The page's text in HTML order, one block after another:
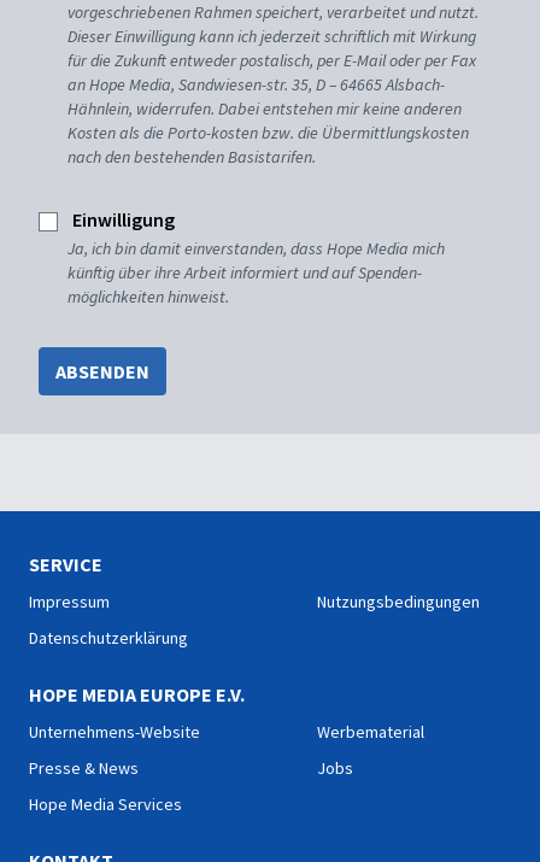
vorgeschriebenen Rahmen speichert, verarbeitet und nutzt.
Dieser Einwilligung kann ich jederzeit schriftlich mit Wirkung
für die Zukunft entweder postalisch, per E-Mail oder per Fax
an Hope Media, Sandwiesen-str. 35, D – 64665 Alsbach-
Hähnlein, widerrufen. Dabei entstehen mir keine anderen
Kosten als die Porto-kosten bzw. die Übermittlungskosten
nach den bestehenden Basistarifen.
Einwilligung
Ja, ich bin damit einverstanden, dass Hope Media mich
künftig über ihre Arbeit informiert und auf Spenden-
möglichkeiten hinweist.
ABSENDEN
SERVICE
Impressum
Datenschutzerklärung
Nutzungsbedingungen
HOPE MEDIA EUROPE E.V.
Unternehmens-Website
Presse & News
Hope Media Services
Werbematerial
Jobs